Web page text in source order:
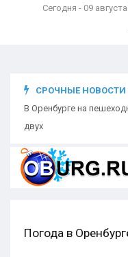
Сегодня - 09
СРОЧНЫЕ НОВОСТИ
В Оренбурге на
двух
Погода в